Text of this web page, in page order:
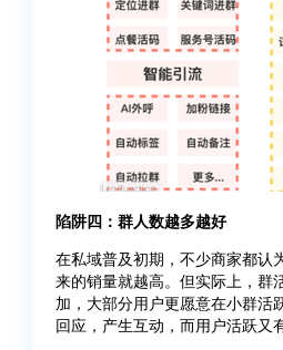
陷阱四：群人数越多越好
在私域普及初期，不少商家都认
来的销量就越高。但实际上，群
加，大部分用户更愿意在小群活
回应，产生互动，而用户活跃又